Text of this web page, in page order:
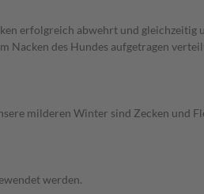
erfolgreich abwehrt und gleichzeitig
Nacken des Hundes aufgetragen
milderen Winter sind Zecken und
werden.